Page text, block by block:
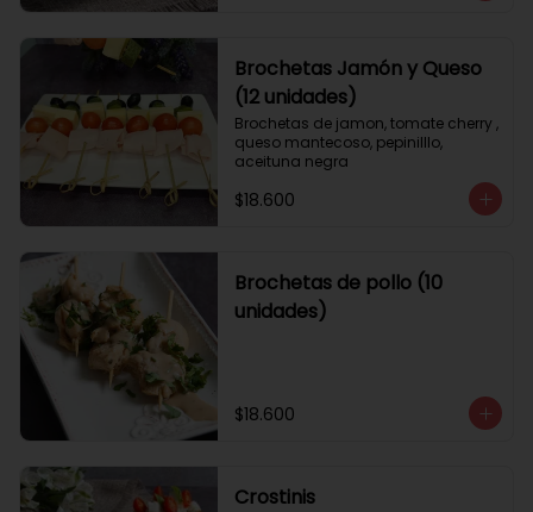
Brochetas Jamón y Queso
(12 unidades)
Brochetas de jamon, tomate cherry ,
queso mantecoso, pepinilllo,
aceituna negra
$18.600
Brochetas de pollo (10
unidades)
$18.600
Crostinis